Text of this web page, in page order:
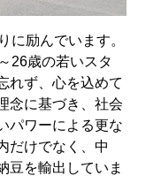
に励んでいます。
26歳の若いスタ
れず、心を込めて
念に基づき、社会
パワーによる更な
だけでなく、中
豆を輸出していま